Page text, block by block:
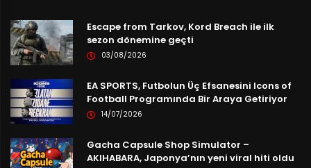
Escape from Tarkov, Kord Breach ile ilk
sezon dönemine geçti
03/08/2026
EA SPORTS, Futbolun Üç Efsanesini Icons of
Football Programında Bir Araya Getiriyor
14/07/2026
Gacha Capsule Shop Simulator –
AKIHABARA, Japonya’nın yeni viral hiti oldu